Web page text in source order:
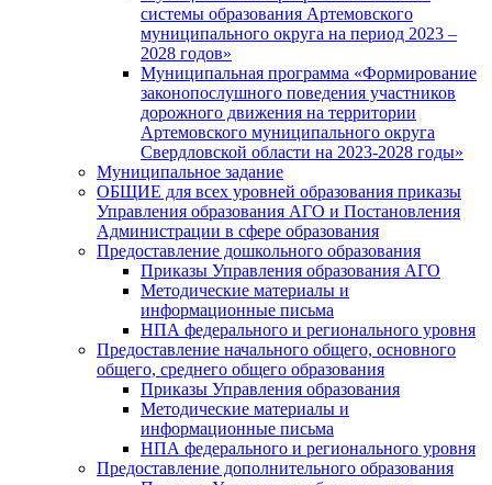
системы образования Артемовского
муниципального округа на период 2023 –
2028 годов»
Муниципальная программа «Формирование
законопослушного поведения участников
дорожного движения на территории
Артемовского муниципального округа
Свердловской области на 2023-2028 годы»
Муниципальное задание
ОБЩИЕ для всех уровней образования приказы
Управления образования АГО и Постановления
Администрации в сфере образования
Предоставление дошкольного образования
Приказы Управления образования АГО
Методические материалы и
информационные письма
НПА федерального и регионального уровня
Предоставление начального общего, основного
общего, среднего общего образования
Приказы Управления образования
Методические материалы и
информационные письма
НПА федерального и регионального уровня
Предоставление дополнительного образования